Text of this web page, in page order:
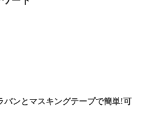
ンとマスキングテープで簡単!可